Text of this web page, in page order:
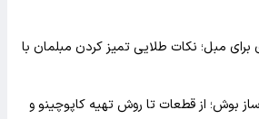
برای مبل؛ نکات طلایی تمیز کردن مبلمان با
بوش؛ از قطعات تا روش تهیه کاپوچینو و